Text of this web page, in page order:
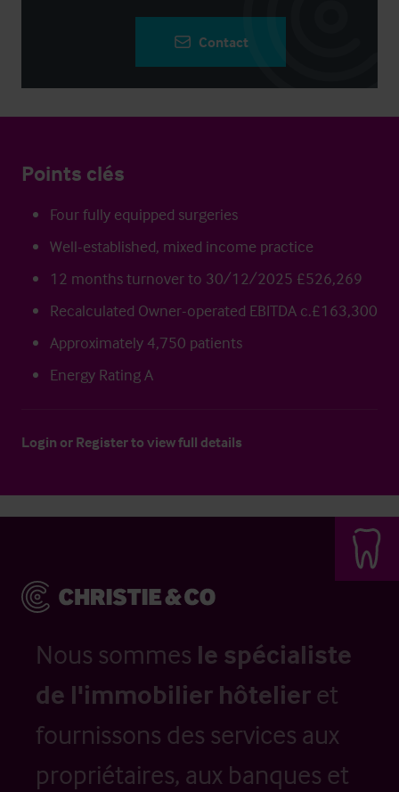
Contact
Points clés
Four fully equipped surgeries
Well-established, mixed income practice
12 months turnover to 30/12/2025 £526,269
Recalculated Owner-operated EBITDA c.£163,300
Approximately 4,750 patients
Energy Rating A
Login or Registerto view full details
Nous sommes le spécialiste
de l'immobilier hôtelier et
fournissons des services aux
propriétaires, aux banques et